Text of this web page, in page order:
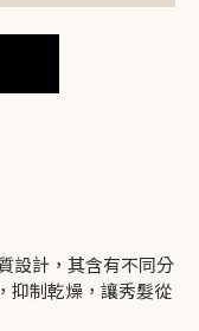
設計，其含有不同分
抑制乾燥，讓秀髮從